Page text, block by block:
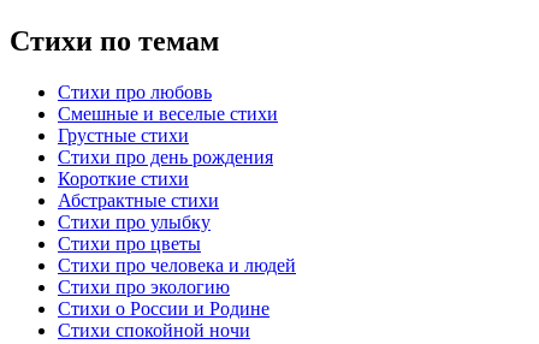
Стихи по темам
Стихи про любовь
Смешные и веселые стихи
Грустные стихи
Стихи про день рождения
Короткие стихи
Абстрактные стихи
Стихи про улыбку
Стихи про цветы
Стихи про человека и людей
Стихи про экологию
Стихи о России и Родине
Стихи спокойной ночи